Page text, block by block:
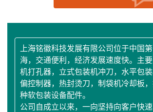
上海铭徽科技发展有限公司位于中国
海，交通便利，经济发展速度快。主
机打孔器，立式包装机冲刀，水平包
偏控制器，热封烫刀，制袋机冷却板
种软包装设备配件。
公司自成立以来，一向坚持向客户快